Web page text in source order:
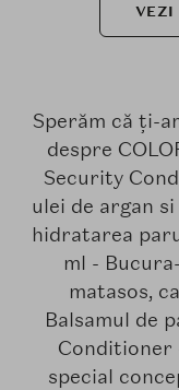
VEZI
Sperăm că ți-
despre
Security
ulei de argan
hidratarea
ml -
matasos,
Balsamul de
Conditioner
special